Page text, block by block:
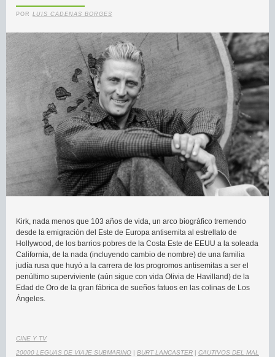
POR LUIS CADENAS BORGES
Kirk, nada menos que 103 años de vida, un arco biográfico tremendo
desde la emigración del Este de Europa antisemita al estrellato de
Hollywood, de los barrios pobres de la Costa Este de EEUU a la soleada
California, de la nada (incluyendo cambio de nombre) de una familia
judía rusa que huyó a la carrera de los progromos antisemitas a ser el
penúltimo superviviente (aún sigue con vida Olivia de Havilland) de la
Edad de Oro de la gran fábrica de sueños fatuos en las colinas de Los
Ángeles.
CINE Y TV
20000 LEGUAS DE VIAJE SUBMARINO | BURT LANCASTER | CAUTIVOS DEL MAL